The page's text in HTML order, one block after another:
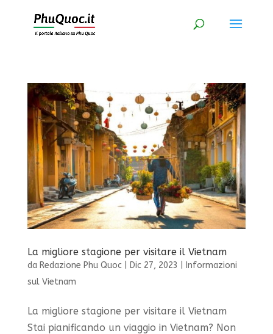
La migliore stagione per visitare il Vietnam
da Redazione Phu Quoc| Dic 27, 2023
Informazioni
sul Vietnam
La migliore stagione per visitare il Vietnam
Stai pianificando un viaggio in Vietnam? Non